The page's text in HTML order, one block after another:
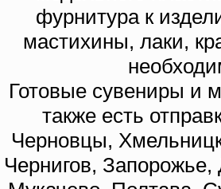
фурнитура к
мастихины, лаки,
Готовые сувениры и
также есть
Черновцы,
Чернигов,